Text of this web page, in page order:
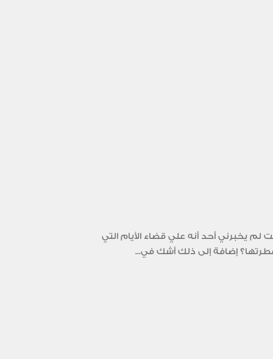
يخبرني أحد أنه علي قضاء الأيام التي
إضافة إلى ذلك أشك في...